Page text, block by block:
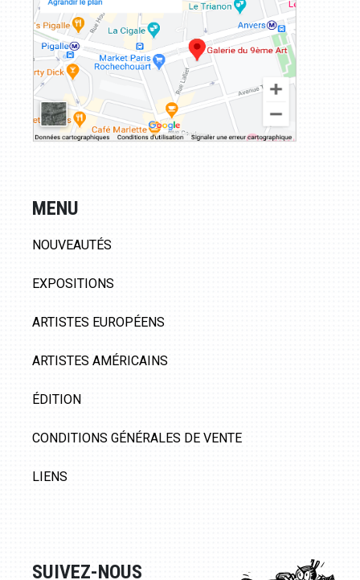
MENU
NOUVEAUTÉS
EXPOSITIONS
ARTISTES EUROPÉENS
ARTISTES AMÉRICAINS
ÉDITION
CONDITIONS GÉNÉRALES DE VENTE
LIENS
SUIVEZ-NOUS